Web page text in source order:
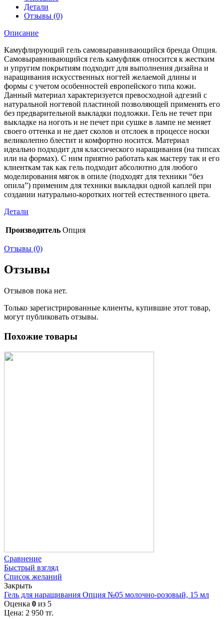
Детали
Отзывы (0)
Описание
Камуфлирующий гель самовыравнивающийся бренда Опция.
Самовыравнивающийся гель камуфляж относится к жестким
и упругим покрытиям подходит для выполнения дизайна и
наращивания искусственных ногтей желаемой длины и
формы с учетом особенностей европейского типа кожи.
Данный материал характеризуется превосходной адгезий с
натуральной ногтевой пластиной позволяющей применять его
без предварительной выкладки подложки. Гель не течет при
выкладке на ноготь и не печет при сушке в лампе не меняет
своего оттенка и не дает сколов и отслоек в процессе носки
великолепно блестит и комфортно носится. Материал
идеально подходит для классического наращивания (на типсах
или на формах). С ним приятно работать как мастеру так и его
клиенткам так как гель подходит абсолютно для любого
моделирования мягок в опиле (подходят для техники “без
опила”) применим для техники выкладки одной каплей при
создании натурально-коротких ногтей естественного цвета.
Детали
Производитель Опция
Отзывы (0)
Отзывы
Отзывов пока нет.
Только зарегистрированные клиенты, купившие этот товар,
могут публиковать отзывы.
Похожие товары
Сравнение
Быстрый взгляд
Список желаний
Закрыть
Гель для наращивания Опция №05 молочно-розовый, 15 мл
Оценка 0 из 5
Цена: 2 950 тг.